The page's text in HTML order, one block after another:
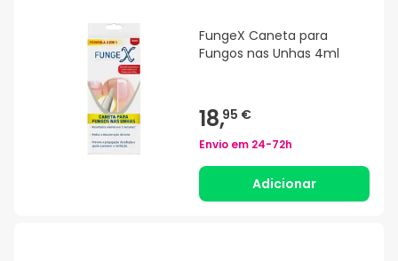
FungeX Caneta para
Fungos nas Unhas 4ml
18,95 €
Envio em 24-72h
Adicionar